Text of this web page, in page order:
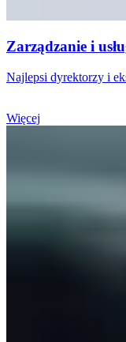
Zarządzanie i
Najlepsi dyrektorzy i
Więcej